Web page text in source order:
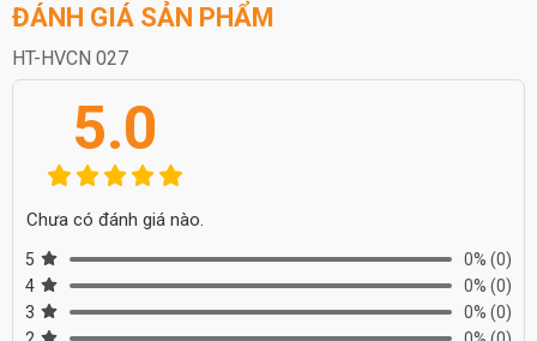
ĐÁNH GIÁ SẢN PHẨM
HT-HVCN 027
5.0
Chưa có đánh giá nào.
5 0% (0)
4
0% (0)
3
0% (0)